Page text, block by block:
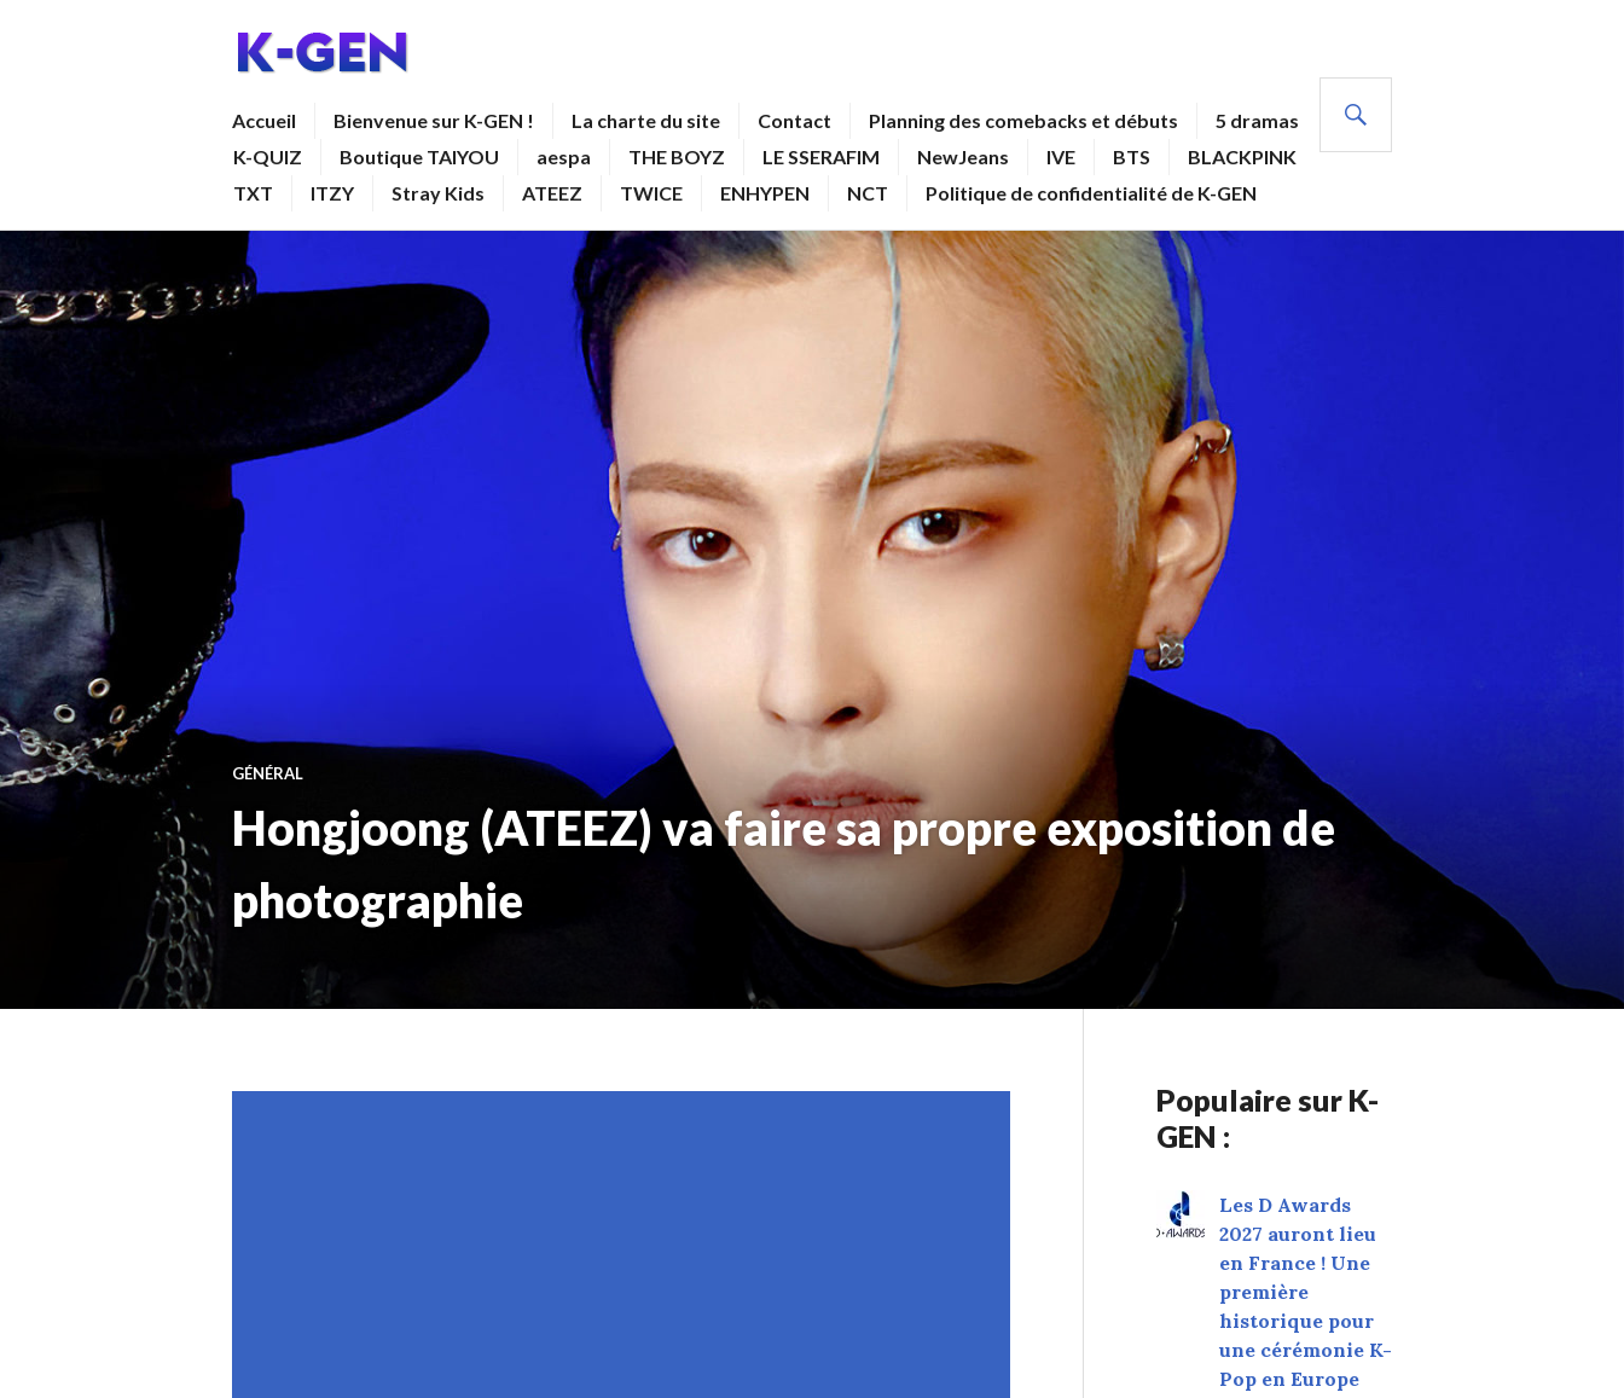
Accueil Bienvenue sur K-GEN ! La charte du site Contact Planning des comebacks et débuts
5 dramas
K-QUIZ
Boutique TAIYOU aespa THE BOYZ LE SSERAFIM NewJeans IVE BTS
BLACKPINK
TXT
ITZY Stray Kids ATEEZ TWICE ENHYPEN NCT Politique de confidentialité de K-GEN
GÉNÉRAL
Hongjoong (ATEEZ) va faire sa propre exposition de
photographie
Populaire sur K-
GEN :
Les D Awards
2027 auront lieu
en France ! Une
première
historique pour
une cérémonie K-
Pop en Europe